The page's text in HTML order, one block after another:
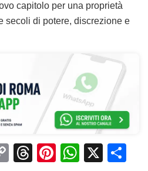
capitolo per una proprietà
secoli di potere, discrezione e
C
T
Pi W X